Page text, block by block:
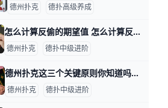
德州扑克 德扑高级养成
怎么计算反偷的期望值 怎么计算反偷的期望值 全下反抢，或加注反偷，是扑克玩家不能缺少的一招。的确，如果没有攻击死钱的能力，一个人在锦标赛中生存的希望就很渺茫&nda
德州扑克 德扑中级进阶
德州扑克这三个关键原则你知道吗？ 德州扑克这三个关键原则你知道吗？ 德州扑克有三大原则是所有玩德州扑克的朋友都必须知道的，那就是了解对手、科学打牌和资金管理。 要打好德州扑克的最
德州扑克 德扑中级进阶